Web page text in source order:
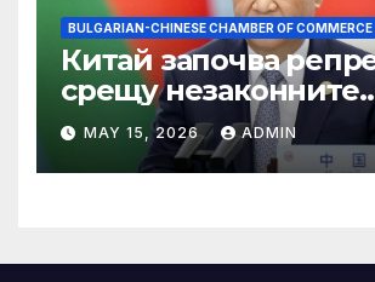
BULGARIAN-CHINESE CHAMBER OF
Китай започва
срещу незаконните
практики в сектора
MAY 15, 2026 ADMIN